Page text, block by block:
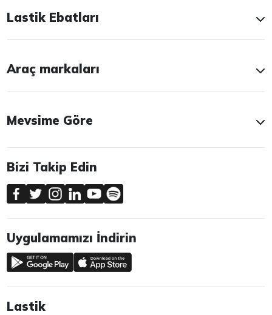
Lastik Ebatları
Araç markaları
Mevsime Göre
Bizi Takip Edin
Uygulamamızı İndirin
Lastik